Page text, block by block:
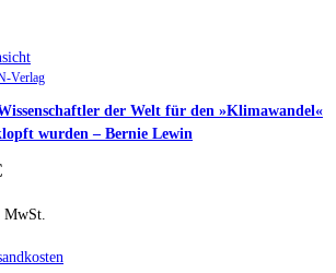
Verlag
der Welt für den »Klimawandel«
wurden – Bernie Lewin